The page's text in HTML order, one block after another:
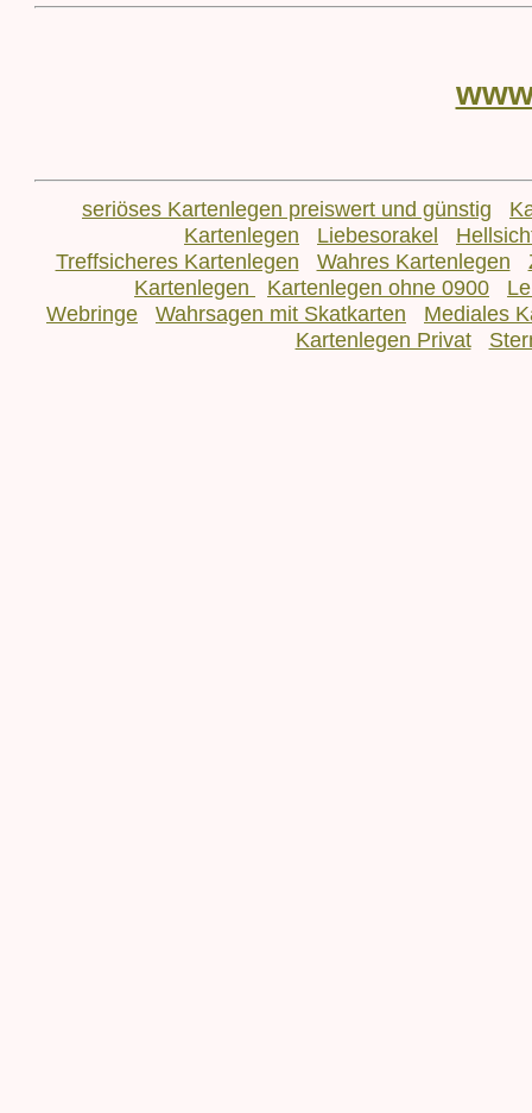
seriöses Kartenlegen preiswert und günstig
Kartenlegen
Liebesorakel
Treffsicheres Kartenlegen
Wahres Kartenlegen
Kartenlegen
Kartenlegen ohne 0900
Webringe
Wahrsagen mit Skatkarten
Mediales
Kartenlegen Privat